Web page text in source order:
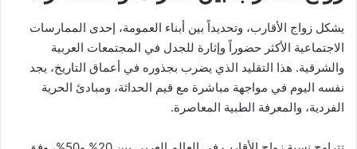
يشكل زواج الأقارب، وتحديداً بين أبناء العمومة، إحدى الممارسات
الاجتماعية الأكثر حضوراً وإثارة للجدل في المجتمعات العربية
والشرقية. هذا التقليد الذي يضرب بجذوره في أعماق التاريخ، يجد
نفسه اليوم في مواجهة مباشرة مع قيم الحداثة، ومبادئ الحرية
الفردية، والمعرفة الطبية المعاصرة.